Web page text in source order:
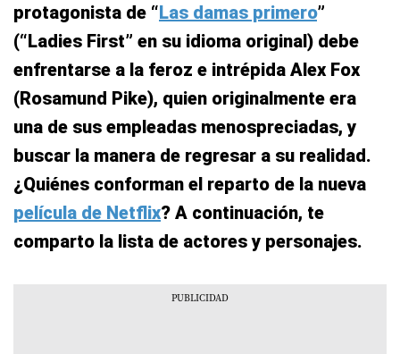
protagonista de “Las damas primero”
(“Ladies First” en su idioma original) debe
enfrentarse a la feroz e intrépida Alex Fox
(Rosamund Pike), quien originalmente era
una de sus empleadas menospreciadas, y
buscar la manera de regresar a su realidad.
¿Quiénes conforman el reparto de la nueva
película de Netflix? A continuación, te
comparto la lista de actores y personajes.